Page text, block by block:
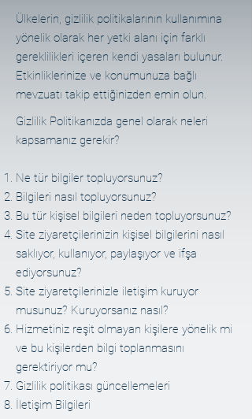
Ülkelerin, gizlilik politikalarının kullanımına
yönelik olarak her yetki alanı için farklı
gereklilikleri içeren kendi yasaları bulunur.
Etkinliklerinize ve konumunuza bağlı
mevzuatı takip ettiğinizden emin olun.
Gizlilik Politikanızda genel olarak neleri
kapsamanız gerekir?
Ne tür bilgiler topluyorsunuz?
Bilgileri nasıl topluyorsunuz?
Bu tür kişisel bilgileri neden topluyorsunuz?
Site ziyaretçilerinizin kişisel bilgilerini nasıl
saklıyor, kullanıyor, paylaşıyor ve ifşa
ediyorsunuz?
Site ziyaretçilerinizle iletişim kuruyor
musunuz? Kuruyorsanız nasıl?
Hizmetiniz reşit olmayan kişilere yönelik mi
ve bu kişilerden bilgi toplanmasını
gerektiriyor mu?
Gizlilik politikası güncellemeleri
İletişim Bilgileri